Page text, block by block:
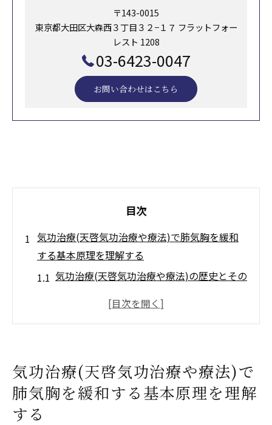
〒143-0015
東京都大田区大森西３丁目３２−１７ フラットフォー
レスト 1208
03-6423-0047
お問い合わせはこちら
目次
気功治療(天啓気功治療や療法)で肺気胸を緩和
する基本原理を理解する
気功治療(天啓気功治療や療法)の歴史とその
肺気胸とは何か？専門的な視点から
エネルギーの流れと肺気胸の関係
気功治療(天啓気功治療や療法)の基本技法を
気功治療(天啓気功治療や療法)で
肺気胸を緩和する基本原理を理解
する